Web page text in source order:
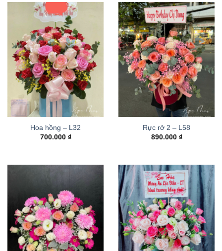
Hoa hồng – L32
700.000 ₫
Rực rở 2 – L58
890.000 ₫